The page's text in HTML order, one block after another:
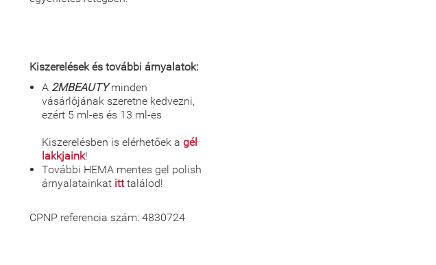
Kiszerelések és további árnyalatok:
A 2MBEAUTYminden
vásárlójának szeretne kedvezni,
ezért 5 ml-es és 13 ml-es
Kiszerelésben is elérhetőek a gél
lakkjaink!
További HEMA mentes gel polish
árnyalatainkat itttalálod!
CPNP referencia szám: 4830724